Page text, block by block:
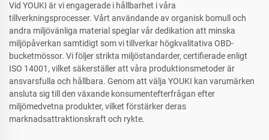
Vid YOUKI är vi engagerade i hållbarhet i våra
tillverkningsprocesser. Vårt användande av organisk bomull och
andra miljövänliga material speglar vår dedikation att minska
miljöpåverkan samtidigt som vi tillverkar högkvalitativa OBD-
bucketmössor. Vi följer strikta miljöstandarder, certifierade enligt
ISO 14001, vilket säkerställer att våra produktionsmetoder är
ansvarsfulla och hållbara. Genom att välja YOUKI kan varumärken
ansluta sig till den växande konsumentefterfrågan efter
miljömedvetna produkter, vilket förstärker deras
marknadsattraktionskraft och rykte.